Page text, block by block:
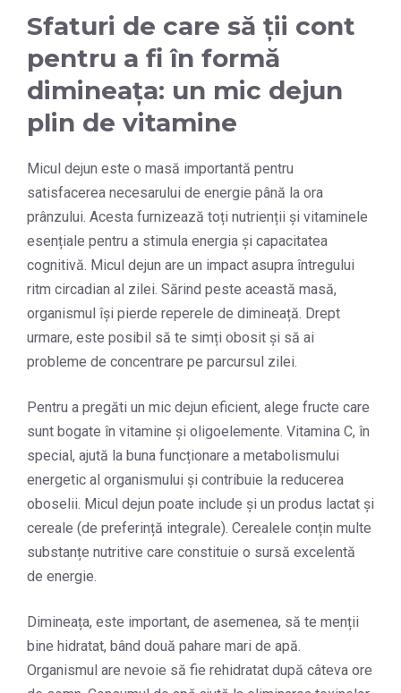
Sfaturi de care să ții cont
pentru a fi în formă
dimineața: un mic dejun
plin de vitamine
Micul dejun este o masă importantă pentru
satisfacerea necesarului de energie până la ora
prânzului. Acesta furnizează toți nutrienții și vitaminele
esențiale pentru a stimula energia și capacitatea
cognitivă. Micul dejun are un impact asupra întregului
ritm circadian al zilei. Sărind peste această masă,
organismul își pierde reperele de dimineață. Drept
urmare, este posibil să te simți obosit și să ai
probleme de concentrare pe parcursul zilei.
Pentru a pregăti un mic dejun eficient, alege fructe care
sunt bogate în vitamine și oligoelemente. Vitamina C, în
special, ajută la buna funcționare a metabolismului
energetic al organismului și contribuie la reducerea
oboselii. Micul dejun poate include și un produs lactat și
cereale (de preferință integrale). Cerealele conțin multe
substanțe nutritive care constituie o sursă excelentă
de energie.
Dimineața, este important, de asemenea, să te menții
bine hidratat, bând două pahare mari de apă.
Organismul are nevoie să fie rehidratat după câteva ore